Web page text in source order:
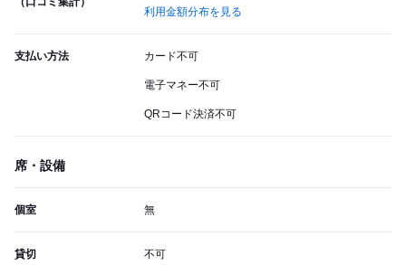
利用金額分布を見る
支払い方法 カード不可
電子マネー不可
QRコード決済不可
席・設備
個室 無
貸切 不可